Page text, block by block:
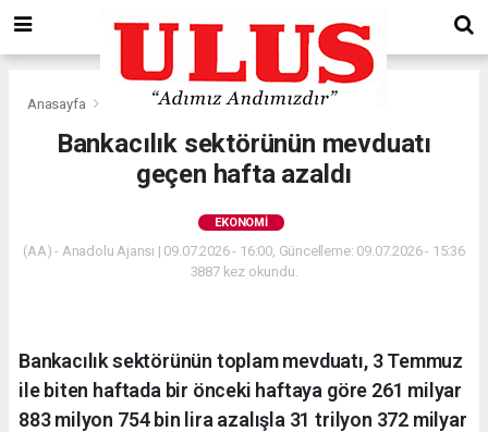
Anasayfa Ekonomi
Bankacılık sektörünün mevduatı
geçen hafta azaldı
EKONOMI
(AA) - Anadolu Ajansı | 09.07.2026 - 16:00, Güncelleme: 09.07.2026 - 15:36
3887 kez okundu.
Bankacılık sektörünün toplam mevduatı, 3 Temmuz
ile biten haftada bir önceki haftaya göre 261 milyar
883 milyon 754 bin lira azalışla 31 trilyon 372 milyar